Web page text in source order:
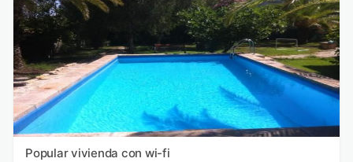
Popular vivienda con wi-fi